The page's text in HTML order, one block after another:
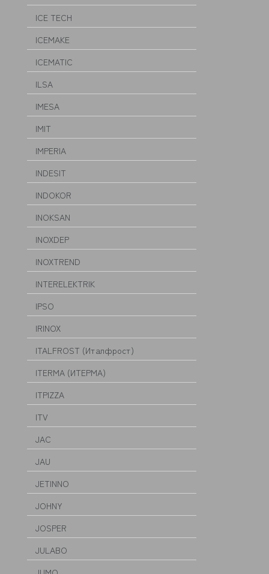
ICE TECH
ICEMAKE
ICEMATIC
ILSA
IMESA
IMIT
IMPERIA
INDESIT
INDOKOR
INOKSAN
INOXDEP
INOXTREND
INTERELEKTRIK
IPSO
IRINOX
ITALFROST (Италфрост)
ITERMA (ИТЕРМА)
ITPIZZA
ITV
JAC
JAU
JETINNO
JOHNY
JOSPER
JULABO